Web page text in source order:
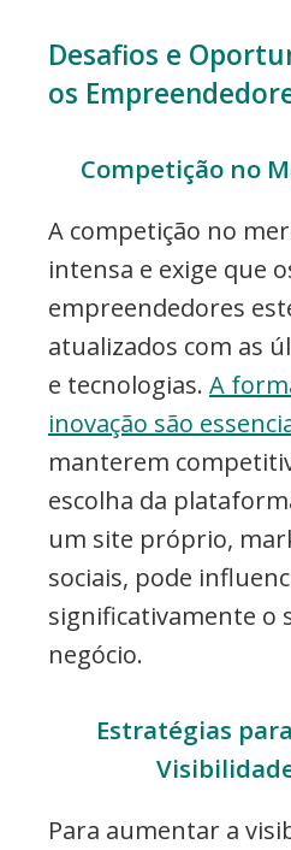
Desafios e
os
Competição no
A competição no
intensa e exige que
empreendedores
atualizados com as
e tecnologias. A
inovação são
manterem
escolha da
um site próprio,
sociais, pode
significativamente o
negócio.
Estratégias
Para aumentar a